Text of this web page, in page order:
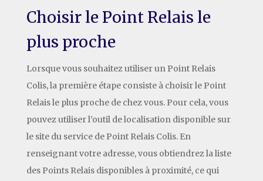
Choisir le Point Relais le
plus proche
Lorsque vous souhaitez utiliser un Point Relais
Colis, la première étape consiste à choisir le Point
Relais le plus proche de chez vous. Pour cela, vous
pouvez utiliser l’outil de localisation disponible sur
le site du service de Point Relais Colis. En
renseignant votre adresse, vous obtiendrez la liste
des Points Relais disponibles à proximité, ce qui